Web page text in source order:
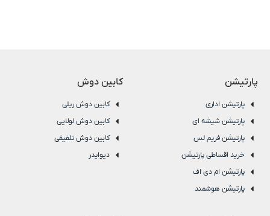
پارتیشن
پارتیشن اداری
پارتیشن شیشه ای
پارتیشن فریم لس
خرید اقساطی پارتیشن
پارتیشن ام دی اف
پارتیشن هوشمند
کابین دوش
کابین دوش ریلی
کابین دوش لولایی
کابین دوش تلفیقی
دیوایدر